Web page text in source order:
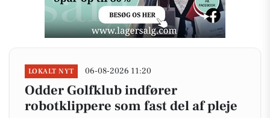
LOKALT NYT 06-08-2026 11:20
Odder Golfklub indfører
robotklippere som fast del af pleje